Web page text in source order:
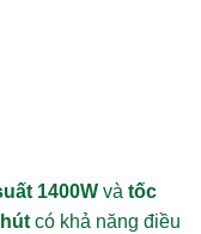
1400W và tốc
có khả năng điều